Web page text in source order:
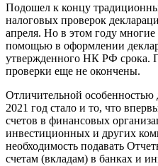
Подошел к концу
налоговых проверок
апреля. Но в этом году
помощью в оформлении
утвержденного НК РФ срока.
проверки еще не окончены.
Отличительной
2021 год стало и то, что
счетов в финансовых
инвестиционных и других
необходимость подавать
счетам (вкладам) в банках и